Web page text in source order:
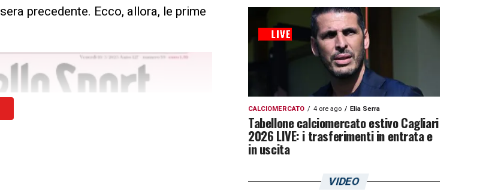
precedente. Ecco, allora, le prime
CALCIOMERCATO 4 ore ago Elia Serra
Tabellone calciomercato estivo Cagliari
2026 LIVE: i trasferimenti in entrata e
in uscita
VIDEO